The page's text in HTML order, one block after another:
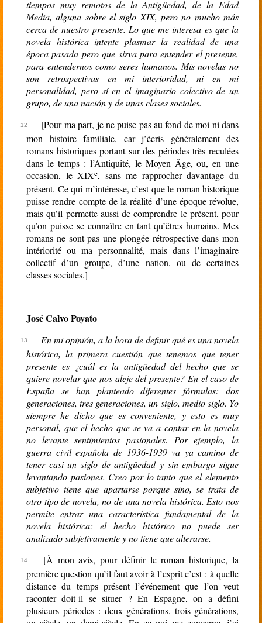
tiempos muy remotos de la Antigüedad, de la Edad
Media, alguna sobre el siglo XIX, pero no mucho más
cerca de nuestro presente. Lo que me interesa es que la
novela histórica intente plasmar la realidad de una
época pasada pero que sirva para entender el presente,
para entendernos como seres humanos. Mis novelas no
son retrospectivas en mi interioridad, ni en mi
personalidad, pero sí en el imaginario colectivo de un
grupo, de una nación y de unas clases sociales.
[Pour ma part, je ne puise pas au fond de moi ni dans
mon histoire familiale, car j’écris généralement des
romans historiques portant sur des périodes très reculées
dans le temps : l’Antiquité, le Moyen Âge, ou, en une
occasion, le XIXe, sans me rapprocher davantage du
présent. Ce qui m’intéresse, c’est que le roman historique
puisse rendre compte de la réalité d’une époque révolue,
mais qu’il permette aussi de comprendre le présent, pour
qu’on puisse se connaître en tant qu’êtres humains. Mes
romans ne sont pas une plongée rétrospective dans mon
intériorité ou ma personnalité, mais dans l’imaginaire
collectif d’un groupe, d’une nation, ou de certaines
classes sociales.]
José Calvo Poyato
En mi opinión, a la hora de definir qué es una novela
histórica, la primera cuestión que tenemos que tener
presente es ¿cuál es la antigüedad del hecho que se
quiere novelar que nos aleje del presente? En el caso de
España se han planteado diferentes fórmulas: dos
generaciones, tres generaciones, un siglo, medio siglo. Yo
siempre he dicho que es conveniente, y esto es muy
personal, que el hecho que se va a contar en la novela
no levante sentimientos pasionales. Por ejemplo, la
guerra civil española de 1936-1939 va ya camino de
tener casi un siglo de antigüedad y sin embargo sigue
levantando pasiones. Creo por lo tanto que el elemento
subjetivo tiene que apartarse porque sino, se trata de
otro tipo de novela, no de una novela histórica. Esto nos
permite entrar una característica fundamental de la
novela histórica: el hecho histórico no puede ser
analizado subjetivamente y no tiene que alterarse.
[À mon avis, pour définir le roman historique, la
première question qu’il faut avoir à l’esprit c’est : à quelle
distance du temps présent l’événement que l’on veut
raconter doit-il se situer ? En Espagne, on a défini
plusieurs périodes : deux générations, trois générations,